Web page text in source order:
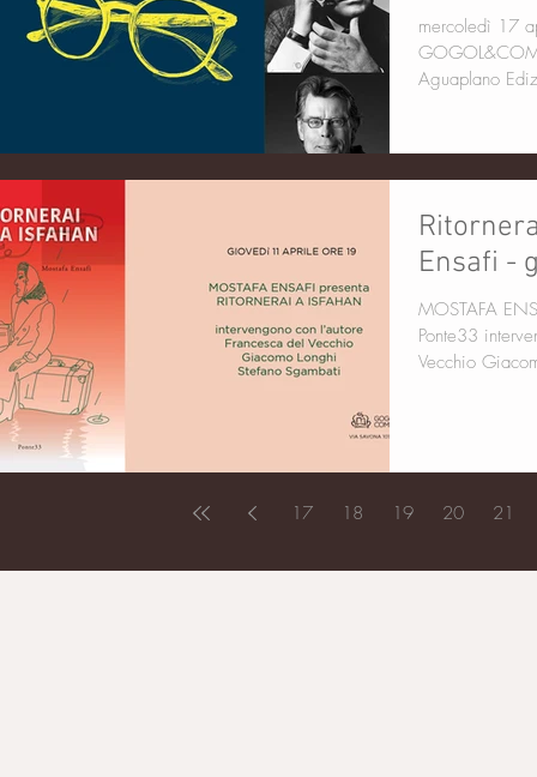
mercoledì 17 aprile ore 19
GOGOL&COMPANY UNA
Ensafi -
MOSTAFA
Ponte33 intervengono con l'autore Francesca del
17 18 19 20 21